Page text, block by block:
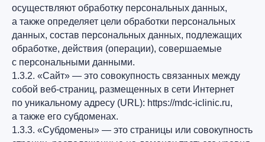
осуществляют обработку персональных данных,
а также определяет цели обработки персональных
данных, состав персональных данных, подлежащих
обработке, действия (операции), совершаемые
с персональными данными.
1.3.2. «Сайт» — это совокупность связанных между
собой веб-страниц, размещенных в сети Интернет
по уникальному адресу (URL): https://mdc-iclinic.ru,
а также его субдоменах.
1.3.3. «Субдомены» — это страницы или совокупность